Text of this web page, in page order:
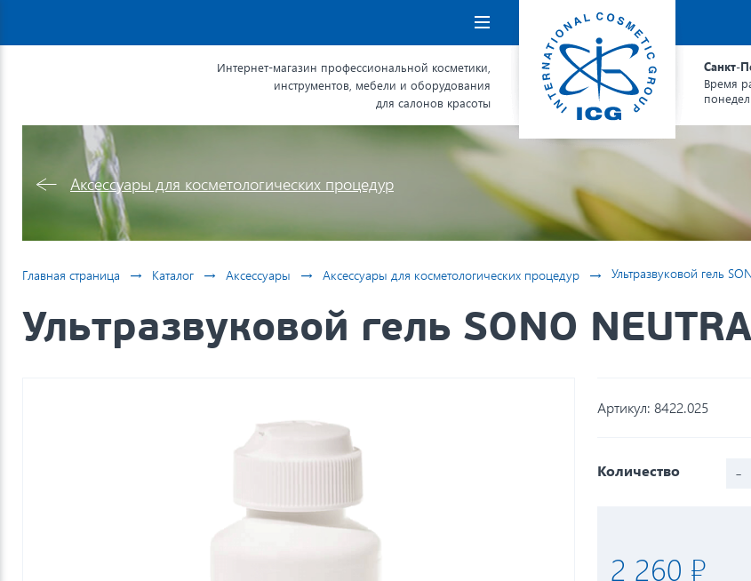
Навигация
Интернет-магазин профессиональной косметики,
инструментов, мебели и оборудования
для салонов красоты
Санкт-
Время
Аксессуары для косметологических процедур
Главная страница → Каталог → Аксессуары → Аксессуары для косметологических процедур → Ультразвуковой гель
Ультразвуковой гель SONO
Артикул: 8422.025
Количество -
2 260 ₽